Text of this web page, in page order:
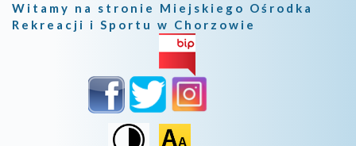
Witamy na stronie Miejskiego Ośrodka
Rekreacji i Sportu w Chorzowie